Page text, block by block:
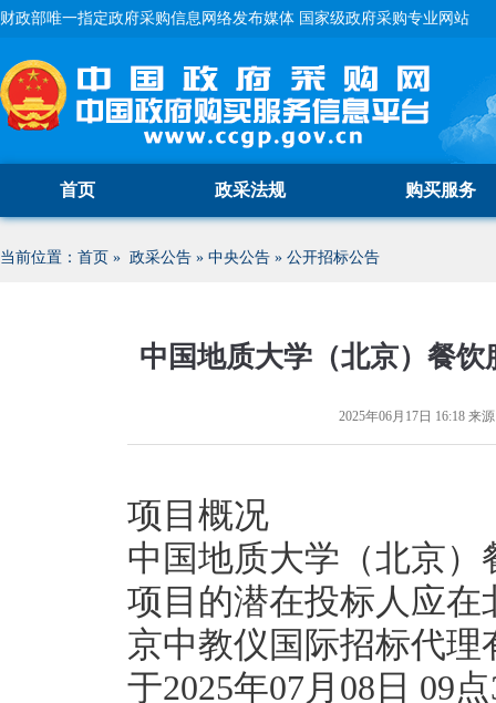
财政部唯一指定政府采购信息网络发布媒体 国家级政府采购专业网站
首页 政采法规 购买服务
当前位置： 首页 » 政采公告 » 中央公告 » 公开招标公告
中国地质大学（北京）餐
2025年06月17日 16:18 来
项目概况
中国地质大学（北京
项目的潜在投标人应在
京中教仪国际招标代理
于2025年07月08日 09